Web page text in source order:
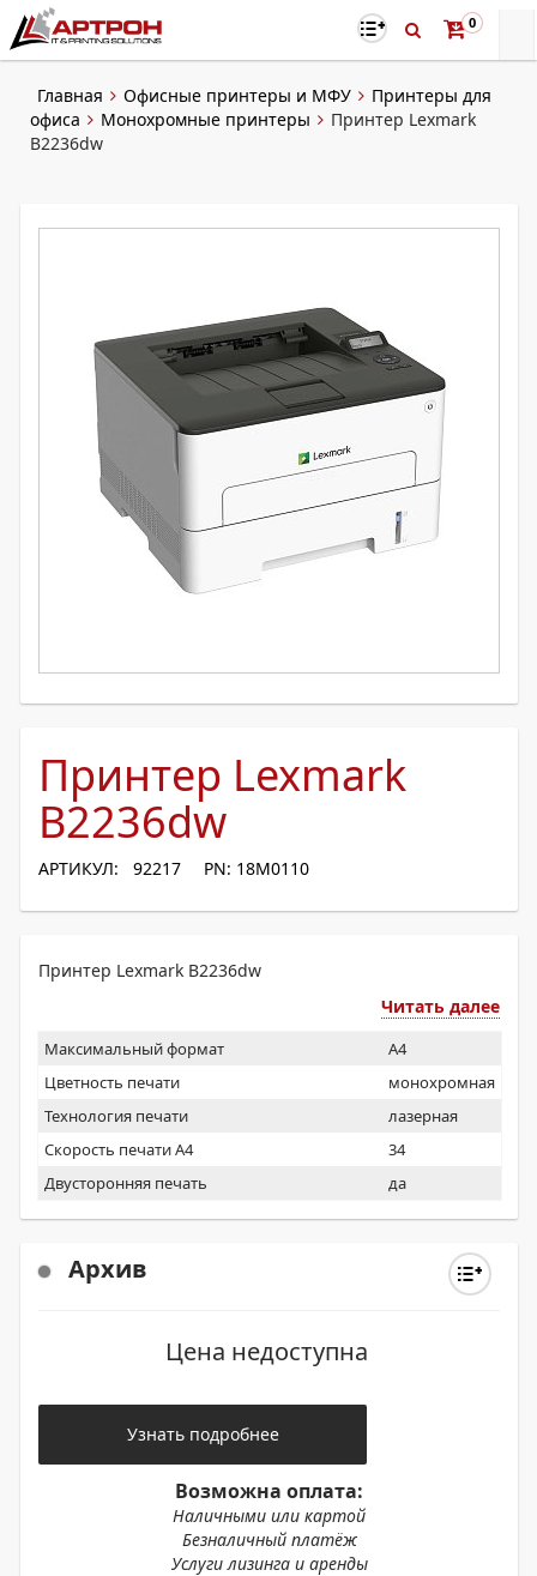
0
Главная Офисные принтеры и МФУ
Принтеры для
офиса
Монохромные принтеры
Принтер Lexmark
B2236dw
Принтер Lexmark
B2236dw
АРТИКУЛ: 92217 PN: 18M0110
Принтер Lexmark B2236dw
Читать далее
Максимальный формат
A4
Цветность печати
монохромная
Технология печати
лазерная
Скорость печати А4
34
Двусторонняя печать
да
Архив
Цена недоступна
Узнать подробнее
Возможна оплата:
Наличными или картой
Безналичный платёж
Услуги лизинга и аренды